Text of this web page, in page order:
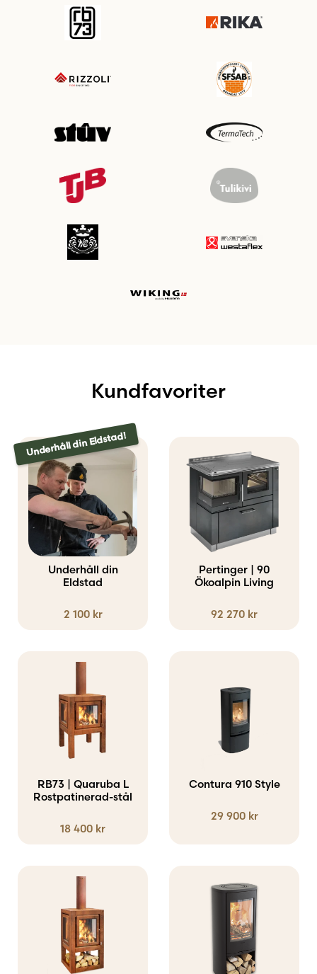
Kundfavoriter
Underhåll din Eldstad!
Underhåll din
Eldstad
2 100 kr
Pertinger | 90
Ökoalpin Living
92 270 kr
RB73 | Quaruba L
Rostpatinerad-stål
18 400 kr
Contura 910 Style
29 900 kr
produkten
varianter.
olika
väljas
produktsidan
produkten